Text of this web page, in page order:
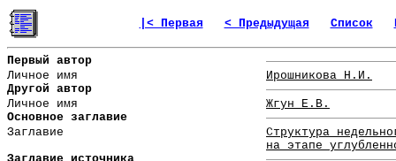
|< Первая < Предыдущая Список
Первый автор
Личное имя
Ирошникова Н.И.
Другой автор
Личное имя
Жгун Е.В.
Основное заглавие
Заглавие
Структура
на этапе